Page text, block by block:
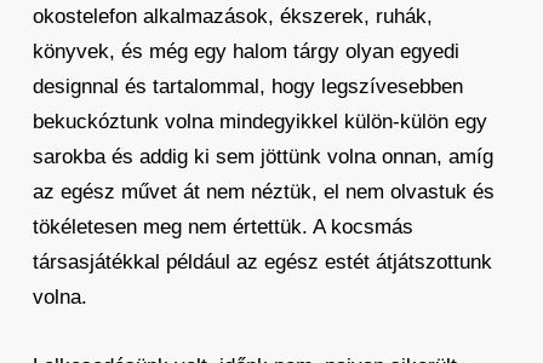
okostelefon alkalmazások, ékszerek, ruhák,
könyvek, és még egy halom tárgy olyan egyedi
designnal és tartalommal, hogy legszívesebben
bekuckóztunk volna mindegyikkel külön-külön egy
sarokba és addig ki sem jöttünk volna onnan, amíg
az egész művet át nem néztük, el nem olvastuk és
tökéletesen meg nem értettük. A kocsmás
társasjátékkal például az egész estét átjátszottunk
volna.